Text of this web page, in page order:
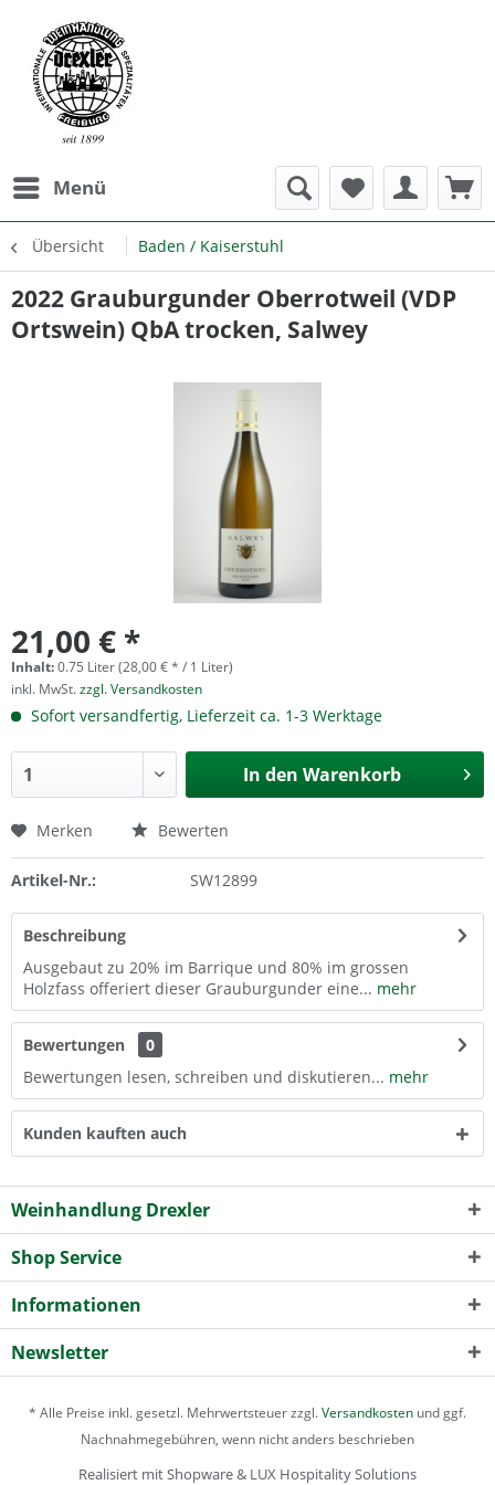
Menü
Übersicht Baden / Kaiserstuhl
2022 Grauburgunder Oberrotweil (VDP
Ortswein) QbA trocken, Salwey
21,00 € *
Inhalt:0.75 Liter (28,00 € * / 1 Liter)
inkl. MwSt.zzgl. Versandkosten
Sofort versandfertig, Lieferzeit ca. 1-3 Werktage
In den Warenkorb
Merken Bewerten
Artikel-Nr.: SW12899
Beschreibung
Ausgebaut zu 20% im Barrique und 80% im grossen
Holzfass offeriert dieser Grauburgunder eine... mehr
Bewertungen
0
Bewertungen lesen, schreiben und diskutieren... mehr
Kunden kauften auch
Weinhandlung Drexler
Shop Service
Informationen
Newsletter
* Alle Preise inkl. gesetzl. Mehrwertsteuer zzgl.Versandkosten und ggf.
Nachnahmegebühren, wenn nicht anders beschrieben
Realisiert mit Shopware & LUX Hospitality Solutions